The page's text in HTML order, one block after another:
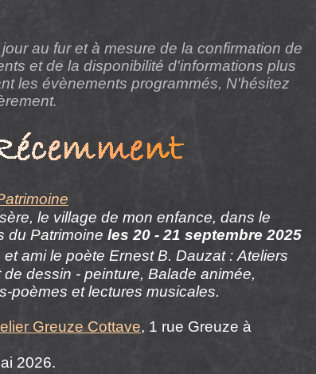
au fur et à mesure de la confirmation de
et de la disponibilité d'informations plus
les évènements programmés, N'hésitez
.
le village de mon enfance, dans le
du Patrimoine les 20 - 21 septembre 2025
ami le poète Ernest B. Dauzat : Ateliers
dessin - peinture, Balade animée,
poèmes et lectures musicales.
Greuze Cottave, 1 rue Greuze à
2026.